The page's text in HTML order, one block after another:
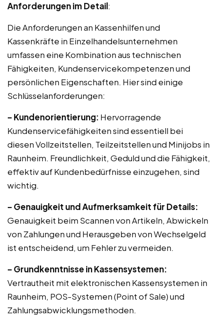
Anforderungen im Detail:
Die Anforderungen an Kassenhilfen und
Kassenkräfte in Einzelhandelsunternehmen
umfassen eine Kombination aus technischen
Fähigkeiten, Kundenservicekompetenzen und
persönlichen Eigenschaften. Hier sind einige
Schlüsselanforderungen:
– Kundenorientierung: Hervorragende
Kundenservicefähigkeiten sind essentiell bei
diesen Vollzeitstellen, Teilzeitstellen und Minijobs in
Raunheim. Freundlichkeit, Geduld und die Fähigkeit,
effektiv auf Kundenbedürfnisse einzugehen, sind
wichtig.
– Genauigkeit und Aufmerksamkeit für Details:
Genauigkeit beim Scannen von Artikeln, Abwickeln
von Zahlungen und Herausgeben von Wechselgeld
ist entscheidend, um Fehler zu vermeiden.
– Grundkenntnisse in Kassensystemen:
Vertrautheit mit elektronischen Kassensystemen in
Raunheim, POS-Systemen (Point of Sale) und
Zahlungsabwicklungsmethoden.